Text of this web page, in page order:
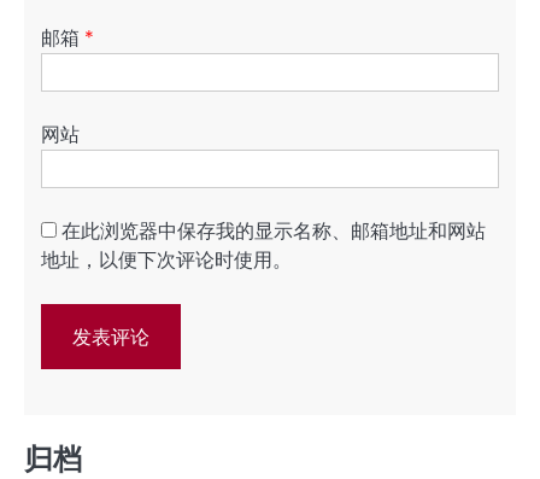
邮箱 *
网站
在此浏览器中保存我的显示名称、邮箱地址和网站
地址，以便下次评论时使用。
归档